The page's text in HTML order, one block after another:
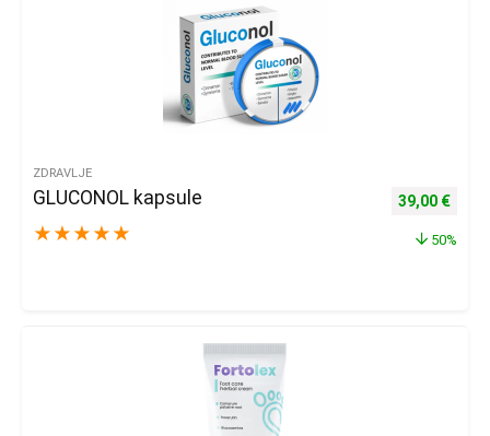
ZDRAVLJE
GLUCONOL kapsule
★ ★ ★ ★ ★
Izvorna
39,00 €
50%